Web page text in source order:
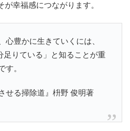
が幸福感につながります。
心豊かに生きていくには、
足りている」と知ることが重
す。
せる掃除道』枡野 俊明著